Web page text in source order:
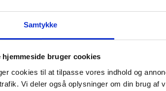
Samtykke
hjemmeside bruger cookies
cookies til at tilpasse vores indhold og
Vi deler også oplysninger om din brug af
Syrian
September
10.10.2017 Bilag 721 Institute